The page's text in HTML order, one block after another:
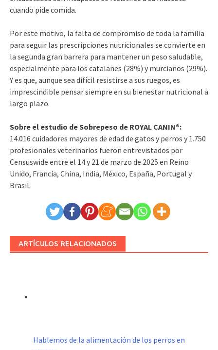
cuando pide comida.
Por este motivo, la falta de compromiso de toda la familia
para seguir las prescripciones nutricionales se convierte en
la segunda gran barrera para mantener un peso saludable,
especialmente para los catalanes (28%) y murcianos (29%).
Y es que, aunque sea difícil resistirse a sus ruegos, es
imprescindible pensar siempre en su bienestar nutricional a
largo plazo.
Sobre el estudio de Sobrepeso de ROYAL CANIN®:
14.016 cuidadores mayores de edad de gatos y perros y 1.750
profesionales veterinarios fueron entrevistados por
Censuswide entre el 14 y 21 de marzo de 2025 en Reino
Unido, Francia, China, India, México, España, Portugal y
Brasil.
ARTÍCULOS RELACIONADOS
Hablemos de la alimentación de los perros en